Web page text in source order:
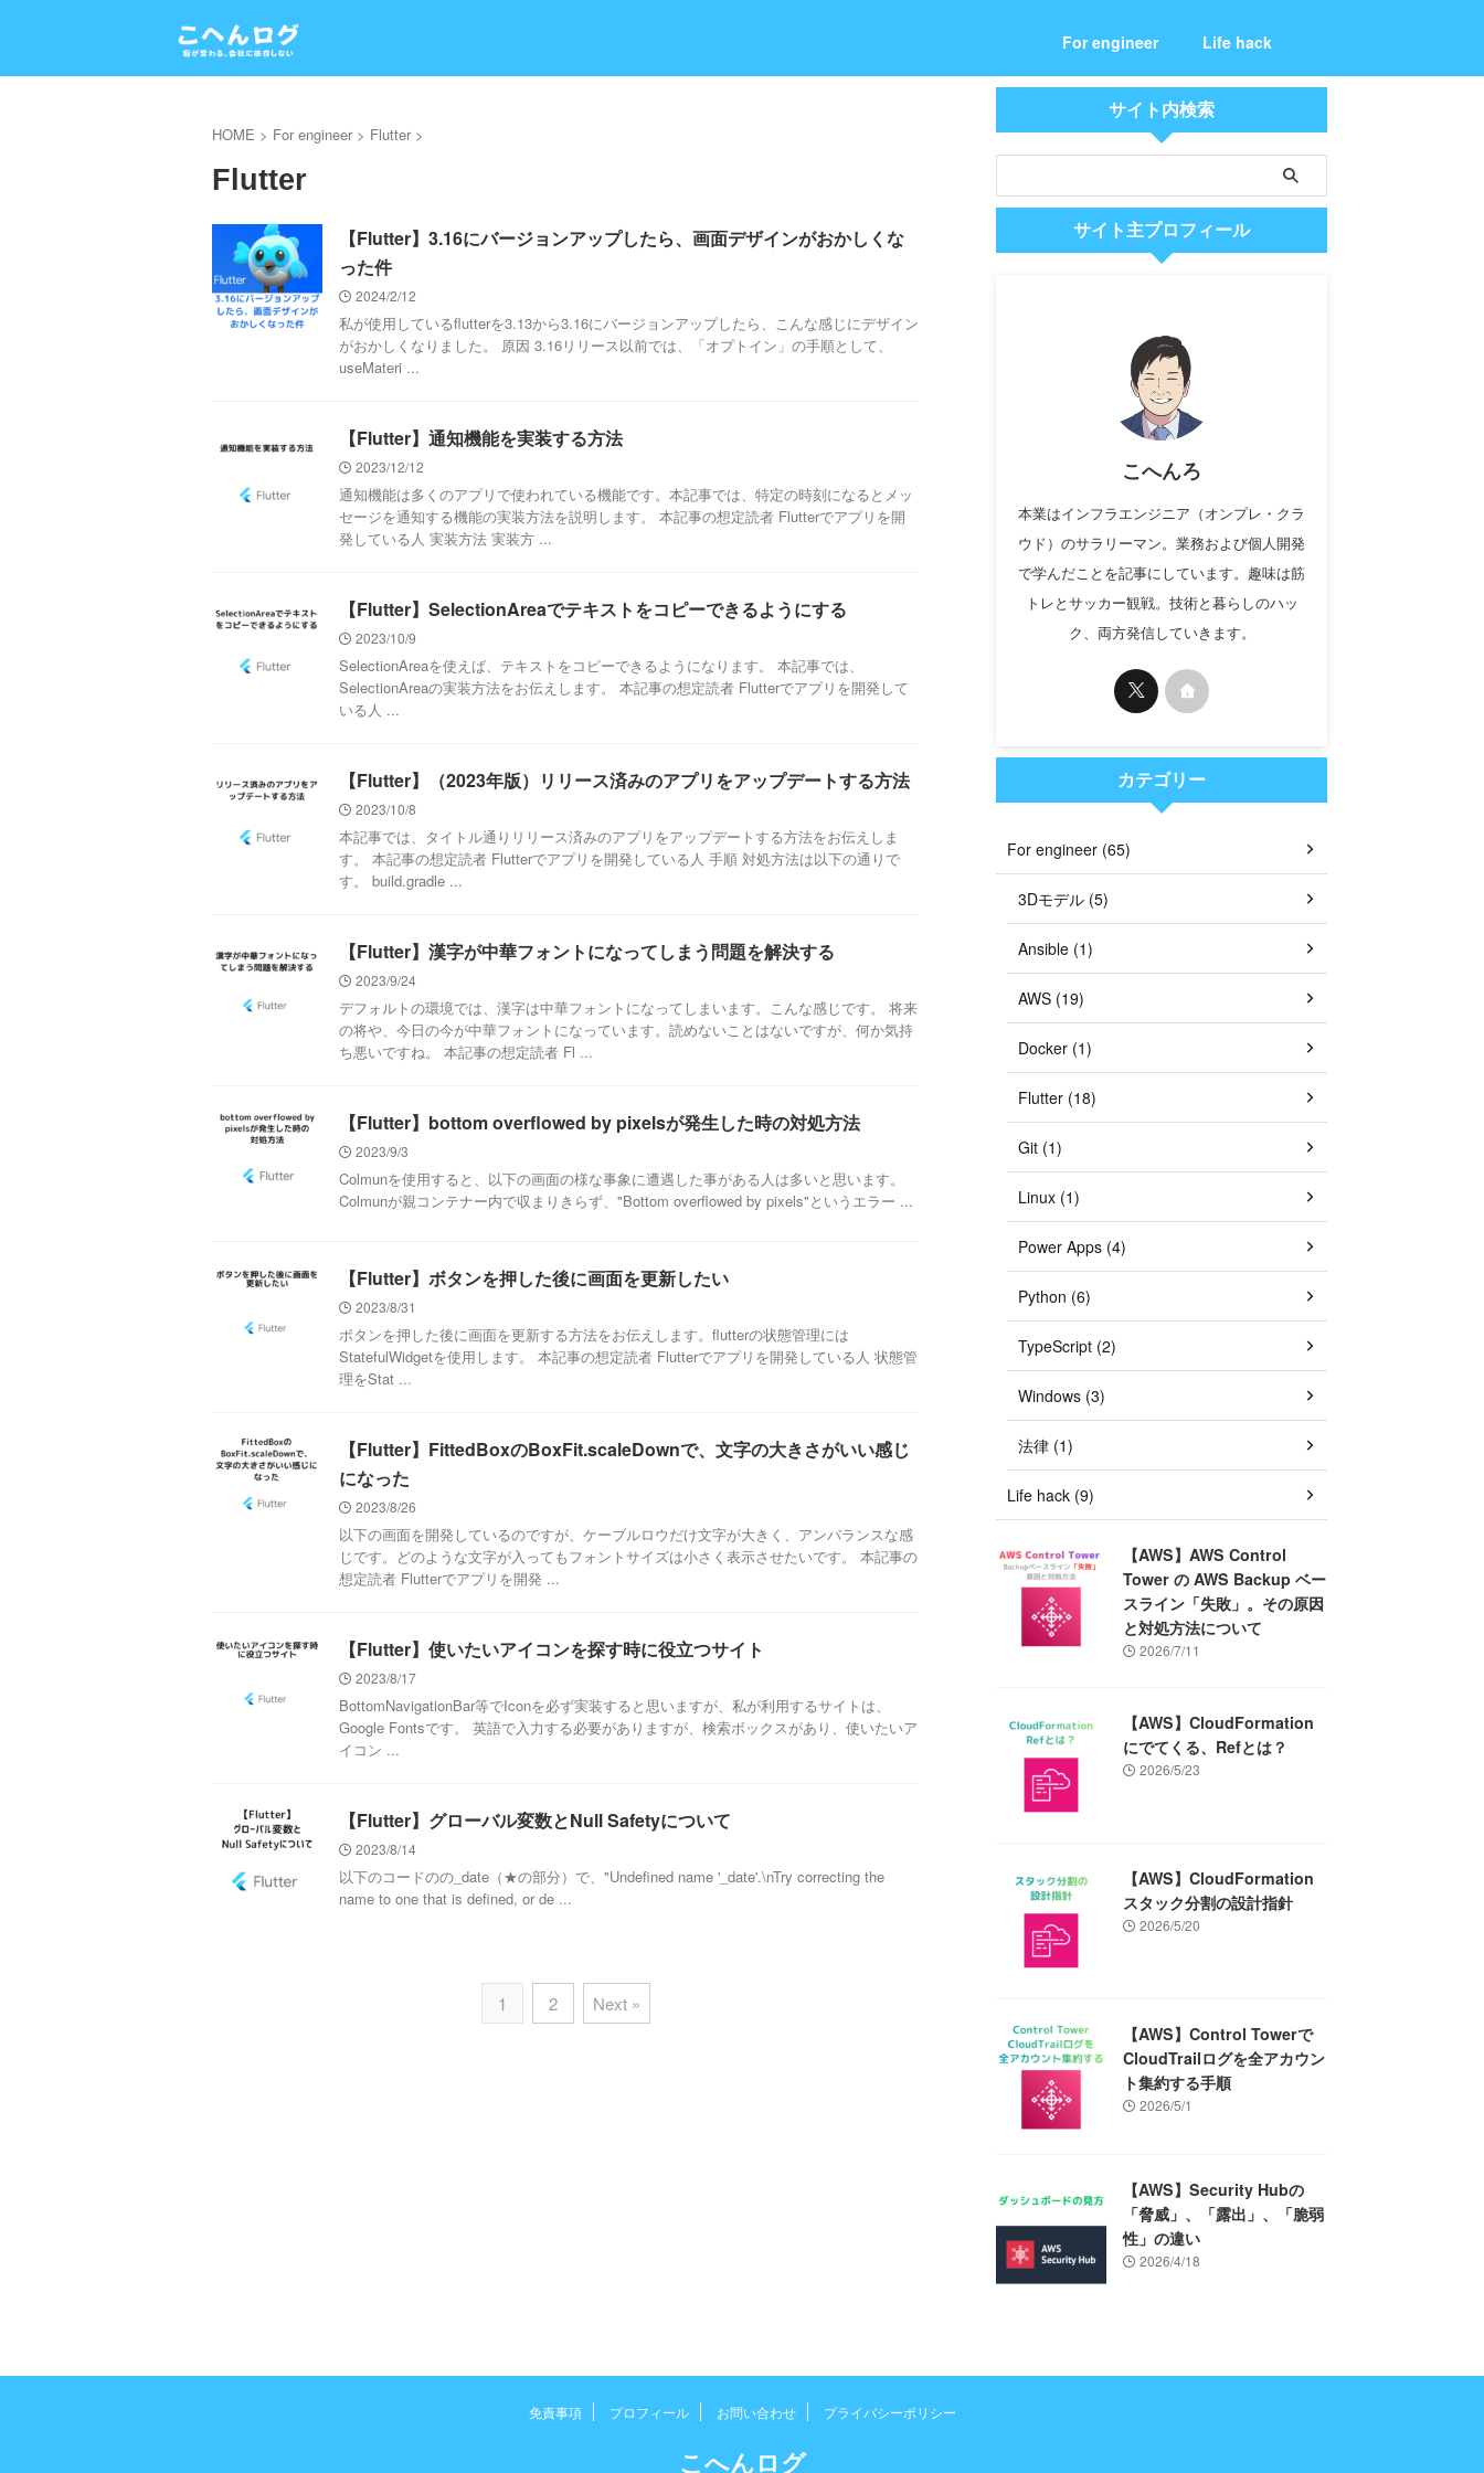
For engineer Life hack
HOME > For engineer > Flutter >
Flutter
【Flutter】3.16にバージョンアップしたら、画面デザインがおかしくな
った件
2024/2/12
私が使用しているflutterを3.13から3.16にバージョンアップしたら、こんな感じにデザイン
がおかしくなりました。 原因 3.16リリース以前では、「オプトイン」の手順として、
useMateri ...
【Flutter】通知機能を実装する方法
2023/12/12
通知機能は多くのアプリで使われている機能です。本記事では、特定の時刻になるとメッ
セージを通知する機能の実装方法を説明します。 本記事の想定読者 Flutterでアプリを開
発している人 実装方法 実装方 ...
【Flutter】SelectionAreaでテキストをコピーできるようにする
2023/10/9
SelectionAreaを使えば、テキストをコピーできるようになります。 本記事では、
SelectionAreaの実装方法をお伝えします。 本記事の想定読者 Flutterでアプリを開発して
いる人 ...
【Flutter】（2023年版）リリース済みのアプリをアップデートする方法
2023/10/8
本記事では、タイトル通りリリース済みのアプリをアップデートする方法をお伝えしま
す。 本記事の想定読者 Flutterでアプリを開発している人 手順 対処方法は以下の通りで
す。 build.gradle ...
【Flutter】漢字が中華フォントになってしまう問題を解決する
2023/9/24
デフォルトの環境では、漢字は中華フォントになってしまいます。こんな感じです。 将来
の将や、今日の今が中華フォントになっています。読めないことはないですが、何か気持
ち悪いですね。 本記事の想定読者 Fl ...
【Flutter】bottom overflowed by pixelsが発生した時の対処方法
2023/9/3
Colmunを使用すると、以下の画面の様な事象に遭遇した事がある人は多いと思います。
Colmunが親コンテナー内で収まりきらず、"Bottom overflowed by pixels"というエラー ...
【Flutter】ボタンを押した後に画面を更新したい
2023/8/31
ボタンを押した後に画面を更新する方法をお伝えします。flutterの状態管理には
StatefulWidgetを使用します。 本記事の想定読者 Flutterでアプリを開発している人 状態管
理をStat ...
【Flutter】FittedBoxのBoxFit.scaleDownで、文字の大きさがいい感じ
になった
2023/8/26
以下の画面を開発しているのですが、ケーブルロウだけ文字が大きく、アンバランスな感
じです。どのような文字が入ってもフォントサイズは小さく表示させたいです。 本記事の
想定読者 Flutterでアプリを開発 ...
【Flutter】使いたいアイコンを探す時に役立つサイト
2023/8/17
BottomNavigationBar等でIconを必ず実装すると思いますが、私が利用するサイトは、
Google Fontsです。 英語で入力する必要がありますが、検索ボックスがあり、使いたいア
イコン ...
【Flutter】グローバル変数とNull Safetyについて
2023/8/14
以下のコードのの_date（★の部分）で、"Undefined name '_date'.\nTry correcting the
name to one that is defined, or de ...
1 2 Next »
サイト内検索
サイト主プロフィール
こへんろ
本業はインフラエンジニア（オンプレ・クラ
ウド）のサラリーマン。業務および個人開発
で学んだことを記事にしています。趣味は筋
トレとサッカー観戦。技術と暮らしのハッ
ク、両方発信していきます。
カテゴリー
For engineer (65)
3Dモデル (5)
Ansible (1)
AWS (19)
Docker (1)
Flutter (18)
Git (1)
Linux (1)
Power Apps (4)
Python (6)
TypeScript (2)
Windows (3)
法律 (1)
Life hack (9)
【AWS】AWS Control
Tower の AWS Backup ベー
スライン「失敗」。その原因
と対処方法について
2026/7/11
【AWS】CloudFormation
にでてくる、Refとは？
2026/5/23
【AWS】CloudFormation
スタック分割の設計指針
2026/5/20
【AWS】Control Towerで
CloudTrailログを全アカウン
ト集約する手順
2026/5/1
【AWS】Security Hubの
「脅威」、「露出」、「脆弱
性」の違い
2026/4/18
免責事項 プロフィール お問い合わせ プライバシーポリシー
こへんログ